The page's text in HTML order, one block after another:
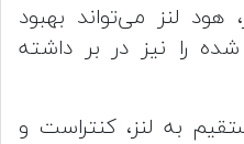
هود لنز می‌تواند بهبود
را نیز در بر داشته
به لنز، کنتراست و